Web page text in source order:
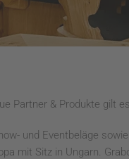
Partner & Produkte gilt
und Eventbeläge
mit Sitz in Ungarn.